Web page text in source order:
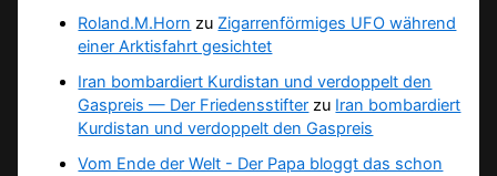
Roland.M.Horn zu Zigarrenförmiges UFO während
einer Arktisfahrt gesichtet
Iran bombardiert Kurdistan und verdoppelt den
Gaspreis — Der Friedensstifter zu Iran bombardiert
Kurdistan und verdoppelt den Gaspreis
Vom Ende der Welt - Der Papa bloggt das schon